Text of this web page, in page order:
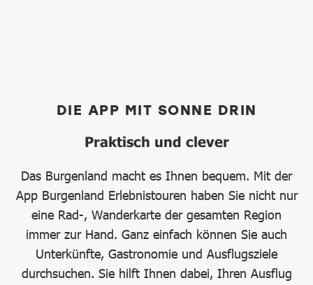
DIE APP MIT SONNE DRIN
Praktisch und clever
Das Burgenland macht es Ihnen bequem. Mit der
App Burgenland Erlebnistouren haben Sie nicht nur
eine Rad-, Wanderkarte der gesamten Region
immer zur Hand. Ganz einfach können Sie auch
Unterkünfte, Gastronomie und Ausflugsziele
durchsuchen. Sie hilft Ihnen dabei, Ihren Ausflug